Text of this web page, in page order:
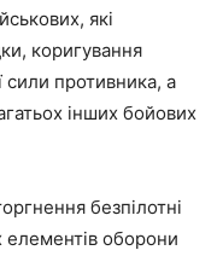
які
коригування
сили противника, а
інших бойових
безпілотні
оборони